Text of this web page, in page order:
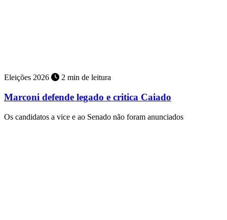
Eleições 2026 2 min de leitura
Marconi defende legado e critica Caiado
Os candidatos a vice e ao Senado não foram anunciados